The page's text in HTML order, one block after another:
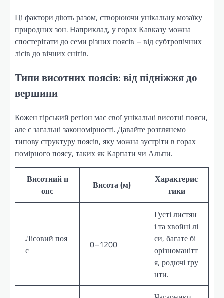
Ці фактори діють разом, створюючи унікальну мозаїку
природних зон. Наприклад, у горах Кавказу можна
спостерігати до семи різних поясів – від субтропічних
лісів до вічних снігів.
Типи висотних поясів: від підніжжя до
вершини
Кожен гірський регіон має свої унікальні висотні пояси,
але є загальні закономірності. Давайте розглянемо
типову структуру поясів, яку можна зустріти в горах
помірного поясу, таких як Карпати чи Альпи.
Висотний п
ояс
Висота (м)
Характерис
тики
Лісовий поя
с
0–1200
Густі листян
і та хвойні лі
си, багате бі
орізноманітт
я, родючі ґру
нти.